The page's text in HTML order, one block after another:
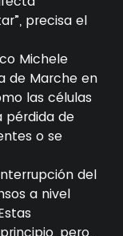
precisa el
Michele
de Marche en
las células
pérdida de
o se
del
a nivel